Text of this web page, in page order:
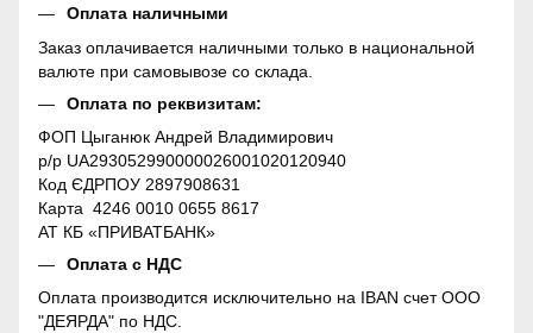
Оплата наличными
Заказ оплачивается наличными только в национальной
валюте при самовывозе со склада.
Оплата по реквизитам:
ФОП Цыганюк Андрей Владимирович
р/р UA293052990000026001020120940
Код ЄДРПОУ 2897908631
Карта 4246 0010 0655 8617
АТ КБ «ПРИВАТБАНК»
Оплата с НДС
Оплата производится исключительно на IBAN счет ООО
"ДЕЯРДА" по НДС.